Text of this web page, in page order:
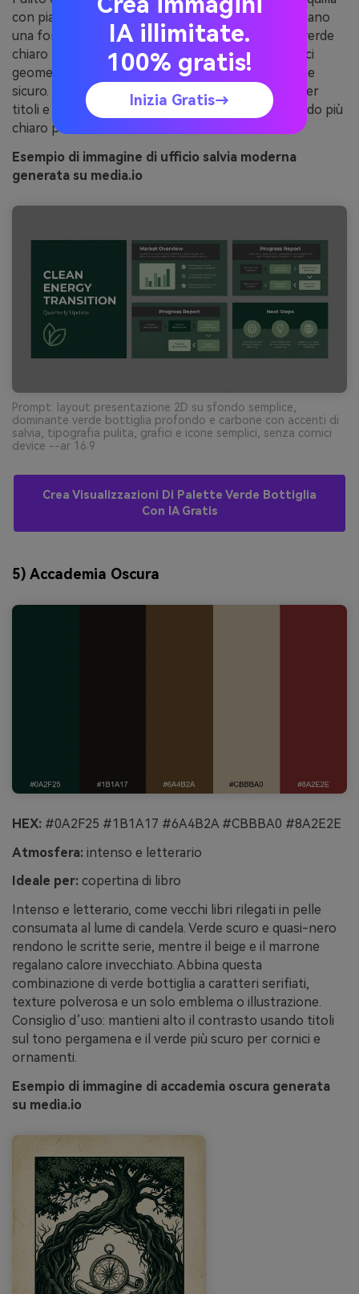
con piante alla finestra. Verde scuro e carbone creano
una forte gerarchia, mentre salvia ariosa e grigio-verde
chiaro mantengono le slide leggere. Abbina a grafici
geometrici e icone semplici per un tocco corporate
sicuro. Consiglio d’uso: usa le due tinte più scure per
titoli e numeri chiave e mantieni il testo sullo sfondo più
chiaro per chiarezza visiva.
Esempio di immagine di ufficio salvia moderna
generata su media.io
Prompt: layout presentazione 2D su sfondo semplice,
dominante verde bottiglia profondo e carbone con accenti di
salvia, tipografia pulita, grafici e icone semplici, senza cornici
device --ar 16:9
Crea Visualizzazioni Di Palette Verde Bottiglia
Con IA Gratis
5) Accademia Oscura
HEX: #0A2F25 #1B1A17 #6A4B2A #CBBBA0 #8A2E2E
Atmosfera: intenso e letterario
Ideale per: copertina di libro
Intenso e letterario, come vecchi libri rilegati in pelle
consumata al lume di candela. Verde scuro e quasi-nero
rendono le scritte serie, mentre il beige e il marrone
regalano calore invecchiato. Abbina questa
combinazione di verde bottiglia a caratteri serifiati,
texture polverosa e un solo emblema o illustrazione.
Consiglio d’uso: mantieni alto il contrasto usando titoli
sul tono pergamena e il verde più scuro per cornici e
ornamenti.
Esempio di immagine di accademia oscura generata
su media.io
IA illimitate.
100% gratis!
Inizia Gratis→